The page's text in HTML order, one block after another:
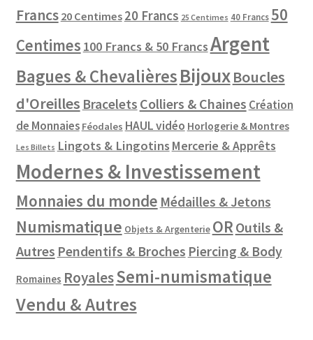
Francs 20 Centimes 20 Francs 25 Centimes 40 Francs 50
Centimes 100 Francs & 50 FrancsArgent
Bagues & ChevalièresBijouxBoucles
d'Oreilles Bracelets Colliers & Chaines Création
de Monnaies Féodales HAUL vidéo Horlogerie & Montres
Les Billets Lingots & Lingotins Mercerie & Apprêts
Modernes & Investissement
Monnaies du monde Médailles & Jetons
Numismatique Objets & Argenterie OR Outils &
Autres Pendentifs & Broches Piercing & Body
Romaines RoyalesSemi-numismatique
Vendu & Autres